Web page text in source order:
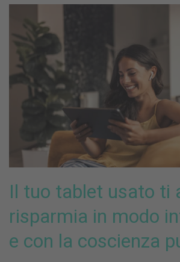
Il tuo tablet usato ti
risparmia in modo
e con la coscienza